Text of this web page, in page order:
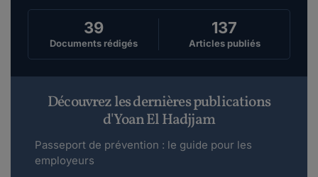
39
Documents rédigés
137
Articles publiés
Découvrez les dernières publications
d'Yoan El Hadjjam
Passeport de prévention : le guide pour les
employeurs